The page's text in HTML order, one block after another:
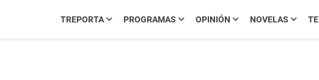
TREPORTA PROGRAMAS OPINIÓN NOVELAS